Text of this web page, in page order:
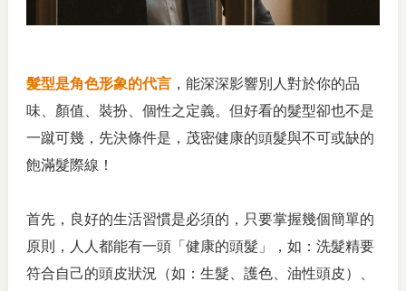
髮型是角色形象的代言，能深深影響別人對於你的品
味、顏值、裝扮、個性之定義。但好看的髮型卻也不是
一蹴可幾，先決條件是，茂密健康的頭髮與不可或缺的
飽滿髮際線！
首先，良好的生活習慣是必須的，只要掌握幾個簡單的
原則，人人都能有一頭「健康的頭髮」，如：洗髮精要
符合自己的頭皮狀況（如：生髮、護色、油性頭皮）、